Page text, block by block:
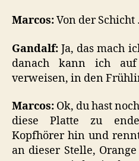
Marcos:Von der Schicht
Gandalf: Ja, das mach
danach kann ich
verweisen, in den
Marcos: Ok, du hast
diese Platte zu
Kopfhörer hin und
an dieser Stelle,